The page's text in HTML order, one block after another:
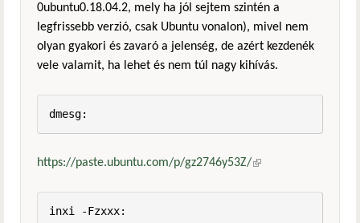
0ubuntu0.18.04.2, mely ha jól sejtem szintén a
legfrissebb verzió, csak Ubuntu vonalon), mivel nem
olyan gyakori és zavaró a jelenség, de azért kezdenék
vele valamit, ha lehet és nem túl nagy kihívás.
dmesg:
https://paste.ubuntu.com/p/gz2746y53Z/(külső
inxi -Fzxxx: